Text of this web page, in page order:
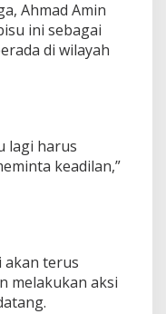
Ahmad Amin
ini sebagai
di wilayah
lagi harus
keadilan,”
akan terus
melakukan aksi